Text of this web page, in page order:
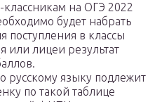
классникам на ОГЭ 2022
будет набрать
поступления в классы
или лицеи результат
русскому языку подлежит
по такой таблице